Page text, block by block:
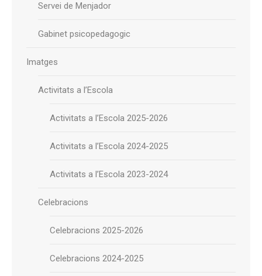
Servei de Menjador
Gabinet psicopedagogic
Imatges
Activitats a l’Escola
Activitats a l’Escola 2025-2026
Activitats a l’Escola 2024-2025
Activitats a l’Escola 2023-2024
Celebracions
Celebracions 2025-2026
Celebracions 2024-2025